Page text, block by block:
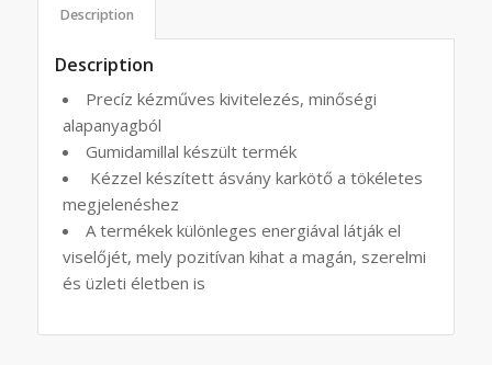
Description
Description
Precíz kézműves kivitelezés, minőségi
alapanyagból
Gumidamillal készült termék
Kézzel készített ásvány karkötő a tökéletes
megjelenéshez
A termékek különleges energiával látják el
viselőjét, mely pozitívan kihat a magán, szerelmi
és üzleti életben is